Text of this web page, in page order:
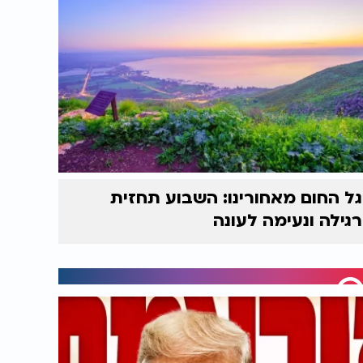
גל החום מאחורינו: השבוע תחזית
רגילה ונעימה לעונה